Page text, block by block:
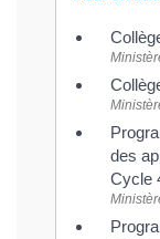
des
Cycle